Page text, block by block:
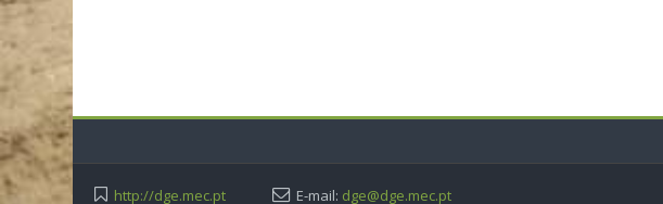
http://dge.mec.pt E-mail: dge@dge.mec.pt